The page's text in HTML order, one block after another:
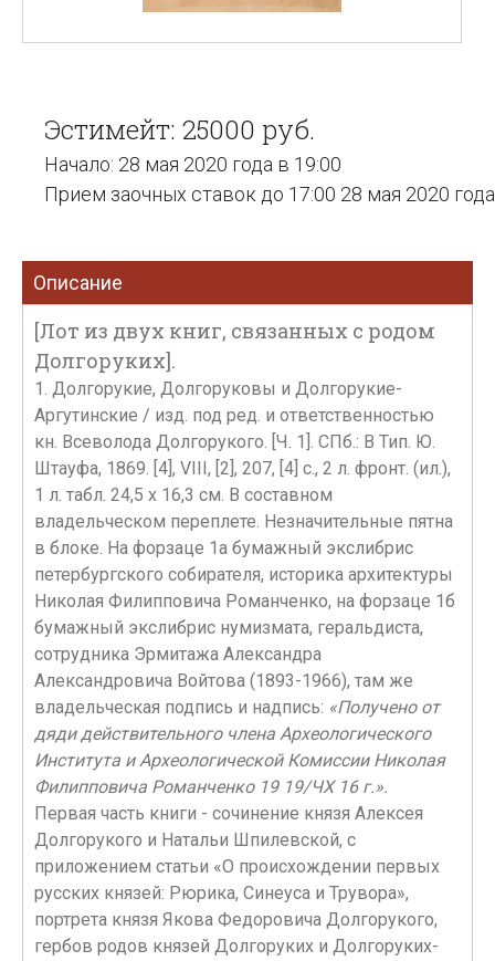
Эстимейт: 25000 руб.
Начало: 28 мая 2020 года в 19:00
Прием заочных ставок до 17:00 28 мая 2020 года
Описание
[Лот из двух книг, связанных с родом
Долгоруких].
1. Долгорукие, Долгоруковы и Долгорукие-
Аргутинские / изд. под ред. и ответственностью
кн. Всеволода Долгорукого. [Ч. 1]. СПб.: В Тип. Ю.
Штауфа, 1869. [4], VIII, [2], 207, [4] c., 2 л. фронт. (ил.),
1 л. табл. 24,5 х 16,3 см. В составном
владельческом переплете. Незначительные пятна
в блоке. На форзаце 1а бумажный экслибрис
петербургского собирателя, историка архитектуры
Николая Филипповича Романченко, на форзаце 1б
бумажный экслибрис нумизмата, геральдиста,
сотрудника Эрмитажа Александра
Александровича Войтова (1893-1966), там же
владельческая подпись и надпись: «Получено от
дяди действительного члена Археологического
Института и Археологической Комиссии Николая
Филипповича Романченко 19 19/ЧХ 16 г.».
Первая часть книги - сочинение князя Алексея
Долгорукого и Натальи Шпилевской, с
приложением статьи «О происхождении первых
русских князей: Рюрика, Синеуса и Трувора»,
портрета князя Якова Федоровича Долгорукого,
гербов родов князей Долгоруких и Долгоруких-